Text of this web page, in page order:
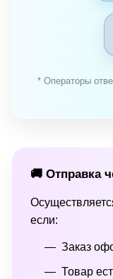
* Операторы
🚚 Отправка
если:
Заказ
Товар